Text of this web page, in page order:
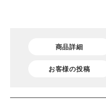
商品詳細
お客様の投稿